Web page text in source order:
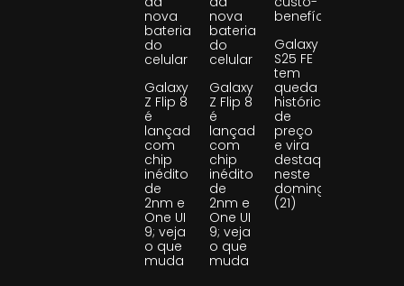
nova
bateria
do
celular
Galaxy
Z Flip 8
é
lançado
com
chip
inédito
de
2nm e
One UI
9; veja
o que
muda
nova
bateria
do
celular
Galaxy
Z Flip 8
é
lançado
com
chip
inédito
de
2nm e
One UI
9; veja
o que
muda
benefício
Galaxy
S25 FE
tem
queda
histórica
de
preço
e vira
destaque
neste
domingo
(21)